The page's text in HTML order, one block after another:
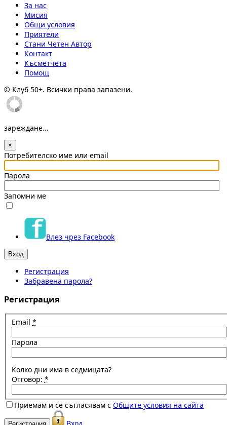
За нас
Мисия
Общи условия
Приятели
Стани Четен Автор
Контакт
Късметчета
Помощ
© Клуб 50+. Всички права запазени.
зареждане...
×
Потребителско име или email
Парола
Запомни ме
Влез чрез Facebook
Регистрация
Забравена парола?
Регистрация
Email *
Парола
Колко дни има в седмицата?
Отговор: *
Приемам и се съгласявам с Общите условия на сайта